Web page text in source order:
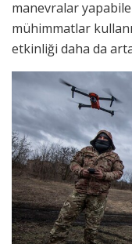
manevralar
mühimmatlar
etkinliği daha da